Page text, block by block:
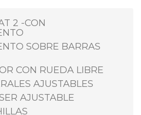
2 -CON
SOBRE BARRAS
CON RUEDA LIBRE
AJUSTABLES
AJUSTABLE